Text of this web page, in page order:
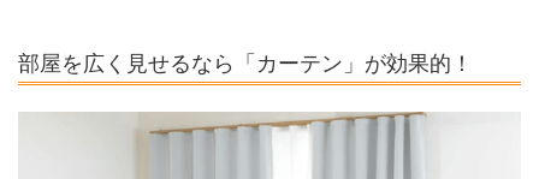
部屋を広く見せるなら「カーテン」が効果的！